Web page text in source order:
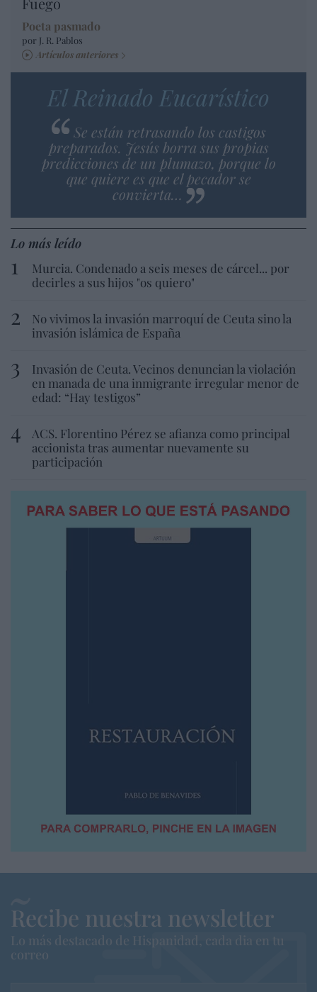
Poeta pasmado
por J. R. Pablos
Artículos anteriores
El Reinado Eucarístico
Se están retrasando los castigos
preparados. Jesús borra sus propias
predicciones de un plumazo, porque lo
que quiere es que el pecador se
convierta…
Lo más leído
Murcia. Condenado a seis meses de cárcel... por
decirles a sus hijos "os quiero"
No vivimos la invasión marroquí de Ceuta sino la
invasión islámica de España
Invasión de Ceuta. Vecinos denuncian la violación
en manada de una inmigrante irregular menor de
edad: “Hay testigos”
ACS. Florentino Pérez se afianza como principal
accionista tras aumentar nuevamente su
participación
Recibe nuestra newsletter
Lo más destacado de Hispanidad, cada dia en tu
correo